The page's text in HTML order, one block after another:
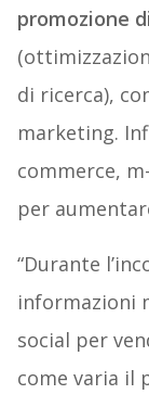
promozione
di ricerca),
marketing.
commerce,
per
“Durante
informazioni
social per
come varia il